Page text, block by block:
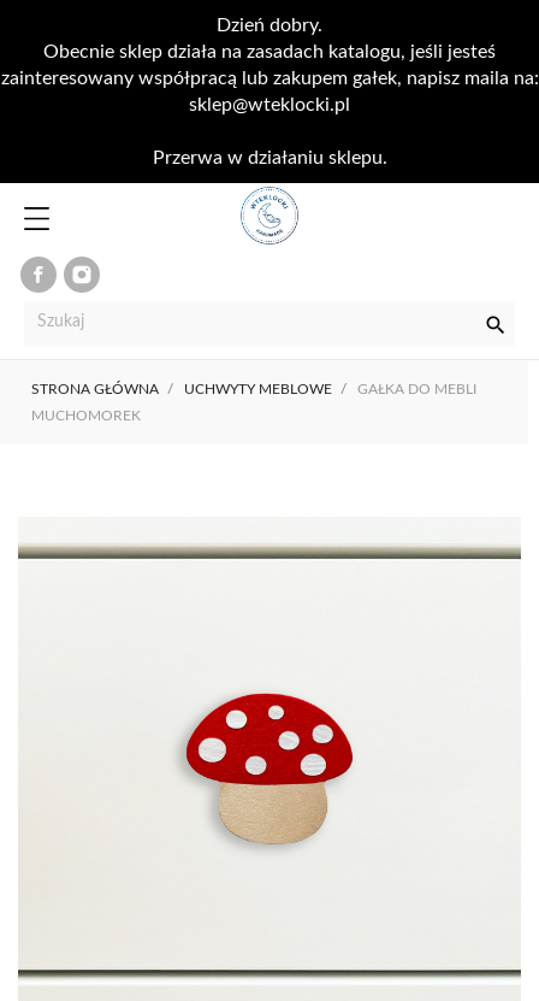
Dzień dobry.
Obecnie sklep działa na zasadach katalogu, jeśli jesteś
zainteresowany współpracą lub zakupem gałek, napisz maila na:
sklep@wteklocki.pl
Przerwa w działaniu sklepu.

STRONA GŁÓWNA UCHWYTY MEBLOWE
GAŁKA DO MEBLI
MUCHOMOREK